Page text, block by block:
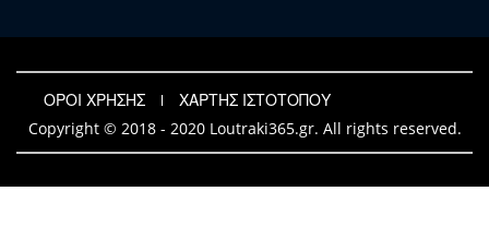
ΟΡΟΙ ΧΡΗΣΗΣ
ΧΑΡΤΗΣ ΙΣΤΟΤΟΠΟΥ
Copyright © 2018 - 2020 Loutraki365.gr. All rights reserved.